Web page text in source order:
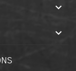

